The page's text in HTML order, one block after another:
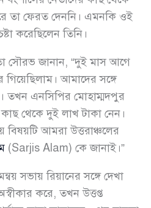
তা ফেরত দেননি। এমনকি ওই
করেছিলেন তিনি।
সৌরভ জানান, “দুই মাস আগে
আমাদের সঙ্গে
তখন এনসিপির মোহাম্মদপুর
থেকে দুই লাখ টাকা নেন।
বিষয়টি আমরা উত্তরাঞ্চলের
(Sarjis Alam) কে জানাই।”
সভায় রিয়ানের সঙ্গে দেখা
করে, তখন উত্তপ্ত